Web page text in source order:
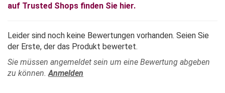
auf Trusted Shops finden Sie hier.
Leider sind noch keine Bewertungen vorhanden. Seien Sie
der Erste, der das Produkt bewertet.
Sie müssen angemeldet sein um eine Bewertung abgeben
zu können. Anmelden